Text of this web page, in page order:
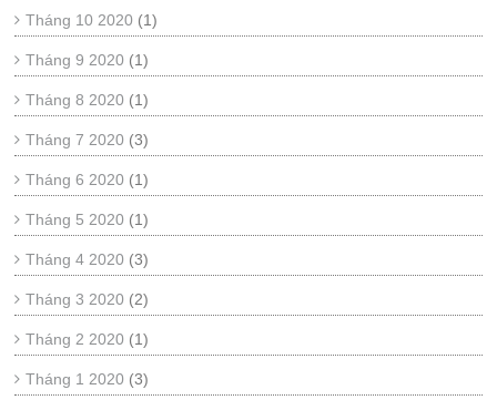
Tháng 10 2020 (1)
Tháng 9 2020 (1)
Tháng 8 2020 (1)
Tháng 7 2020 (3)
Tháng 6 2020 (1)
Tháng 5 2020 (1)
Tháng 4 2020 (3)
Tháng 3 2020 (2)
Tháng 2 2020 (1)
Tháng 1 2020 (3)